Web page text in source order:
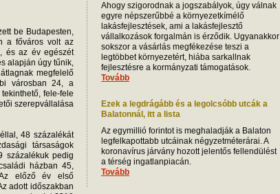
be Budapesten,
a főváros volt az
és az év egészét
alapján úgy tűnik,
megfelelő
városban 24, a
fele-fele
szerepvállalása
48 százalékát
társaságok
százalékuk pedig
házban 45,
előző év első
adott időszakban
Ahogy szigorodnak a jogszabályok, úgy válnak
egyre népszerűbbé a környezetkímélő
lakásfejlesztések, ami a lakásfejlesztő
vállalkozások forgalmán is érződik. Ugyanakkor
sokszor a vásárlás megfékezése teszi a
legtöbbet környezetért, hiába sarkallnak
fejlesztésre a kormányzati támogatások.
Tovább
Ezek a legdrágább és a legolcsóbb utcák a
Balatonnál, itt a lista
Az egymillió forintot is meghaladják a Balaton
legfelkapottabb utcáinak négyzetméterárai. A
koronavírus járvány hozott jelentős fellendülést
a térség ingatlanpiacán.
Tovább